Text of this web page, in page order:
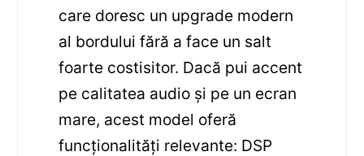
care doresc un upgrade modern
al bordului fără a face un salt
foarte costisitor. Dacă pui accent
pe calitatea audio și pe un ecran
mare, acest model oferă
funcționalități relevante: DSP